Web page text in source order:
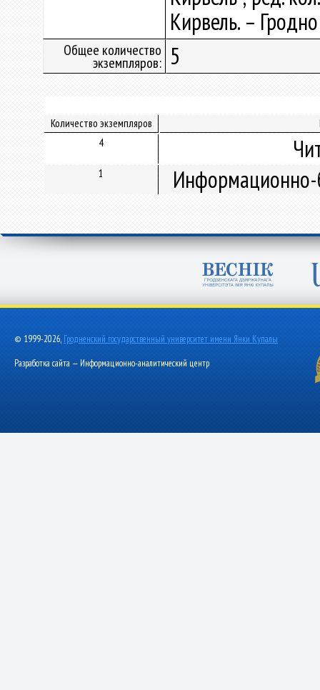
Кирвель. –
Общее количество
экземпляров: 5
Количество экземпляров
4
1 Информационно-
© 1999-2026, Гродненский государственный университет имени Янки Купалы
Разработка сайта — Информационно-аналитический центр